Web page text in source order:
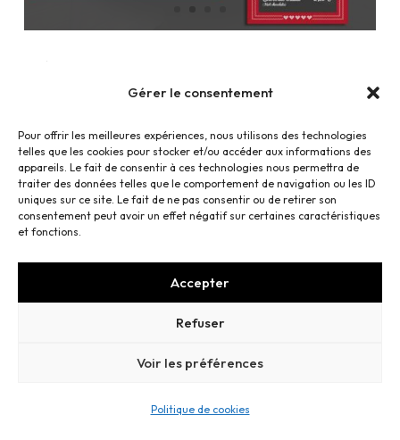
Gérer le consentement
Pour offrir les meilleures expériences, nous utilisons des technologies
telles que les cookies pour stocker et/ou accéder aux informations des
appareils. Le fait de consentir à ces technologies nous permettra de
traiter des données telles que le comportement de navigation ou les ID
uniques sur ce site. Le fait de ne pas consentir ou de retirer son
consentement peut avoir un effet négatif sur certaines caractéristiques
et fonctions.
Accepter
Refuser
Voir les préférences
Politique de cookies
Réalisations des Pancartes d’un Chalet de
Restauration
Charte graphique, cartes, Menus…
—Cookies